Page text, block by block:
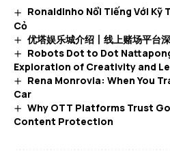
Ronaldinho Nổi Tiếng Với Kỹ
Cỏ
优塔娱乐城介绍丨线上赌场平台
Robots Dot to Dot
Exploration of Creativity and
Rena Monrovia: When You
Car
Why OTT Platforms Trust
Content Protection